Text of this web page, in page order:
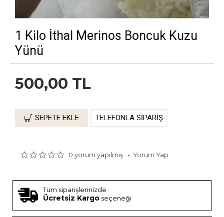
1 Kilo İthal Merinos Boncuk Kuzu
Yünü
0 yorum yapılmış. - Yorum Yap
500,00 TL
SEPETE EKLE TELEFONLA SIPARIŞ
Tüm siparişlerinizde
Ücretsiz Kargo seçeneği